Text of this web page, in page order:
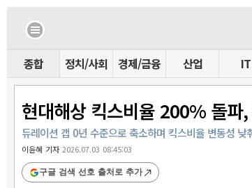
종합 정치/사회 경제/금융 산업 IT
현대해상 킥스비율 200% 돌파
듀레이션 갭 0년 수준으로 축소하며 킥스비율 변동성
이윤혜 기자2026.07.03 08:45:03
구글 검색 선호 출처로 추가